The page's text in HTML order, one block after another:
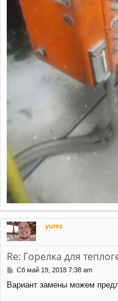
yurez
Re: Горелка для
С
о
Сб май 19, 2018 7:38 am
Вариант замены можем